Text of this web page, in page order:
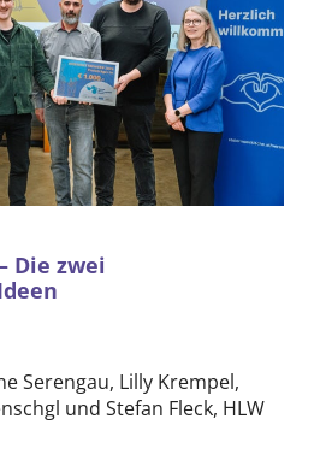
Die zwei
Serengau, Lilly Krempel,
und Stefan Fleck, HLW